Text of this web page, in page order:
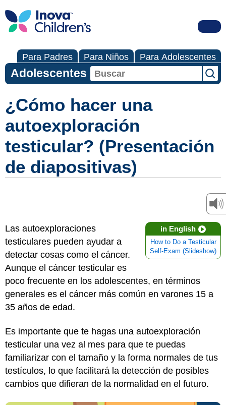
Para Padres Para Niños Para Adolescentes
Adolescentes
¿Cómo hacer una
autoexploración
testicular? (Presentación
de diapositivas)
in English
How to Do a Testicular
Self-Exam (Slideshow)
Las autoexploraciones
testiculares pueden ayudar a
detectar cosas como el cáncer.
Aunque el cáncer testicular es
poco frecuente en los adolescentes, en términos
generales es el cáncer más común en varones 15 a
35 años de edad.
Es importante que te hagas una autoexploración
testicular una vez al mes para que te puedas
familiarizar con el tamaño y la forma normales de tus
testículos, lo que facilitará la detección de posibles
cambios que difieran de la normalidad en el futuro.